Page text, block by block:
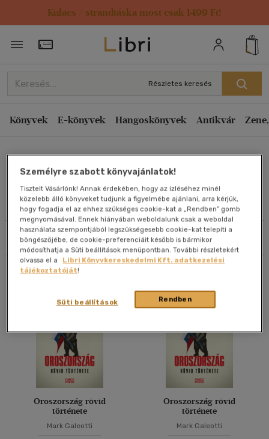
Kulacs / strandtáska most csak 1499 Ft!
Törzsvásárlói Kártya adatai
Részletes keresés
Könyvek E-könyvek Hangoskönyvek Antikvár
Mark Galeotti
Művei
Szűrés Rendezés
Rendezés
Kiadás éve szerint csökkenő
Ár szerint csökkenő
Eladott darabszám szerint csökkenő
Eladott darabszám szerint növekvő
Cím szerint A-Z
Szerző szerint A-Z
Megjelenítés
20 db / oldal
Alkalmaz
Oroszország rövid
története
Mark Galeotti
Oroszország rövid
története
Mark Galeotti
Személyre szabott könyvajánlatok!
Tisztelt Vásárlónk! Annak érdekében, hogy az ízléséhez minél
közelebb álló könyveket tudjunk a figyelmébe ajánlani, arra kérjük,
hogy fogadja el az ehhez szükséges cookie-kat a „Rendben” gomb
megnyomásával. Ennek hiányában weboldalunk csak a weboldal
használata szempontjából legszükségesebb cookie-kat telepíti a
böngészőjébe, de cookie-preferenciáit később is bármikor
módosíthatja a Süti beállítások menüpontban. További részletekért
olvassa el a
Libri Könyvkereskedelmi Kft. adatkezelési
tájékoztatóját!
Rendben
Süti beállítások